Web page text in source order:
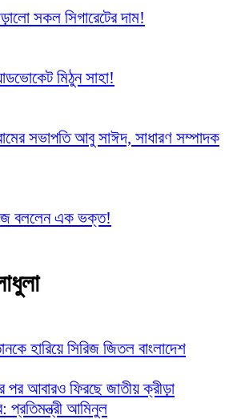
সকল সিগারেটের দাম!
মিঠুন সাহা!
সভাপতি আবু সাঈদ, সাধারণ সম্পাদক
বললেন এক ভক্ত!
হারিয়ে সিরিজ জিতল বাংলাদেশ
পর আবারও ফিরছে জাতীয় ক্রীড়া
প্রতিমন্ত্রী আমিনুল